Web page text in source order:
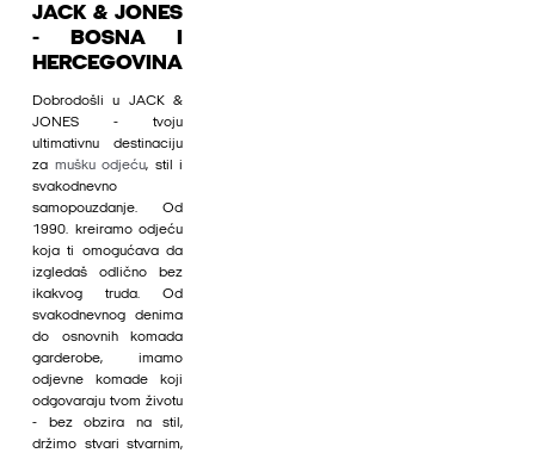
JACK & JONES
- BOSNA I
HERCEGOVINA
Dobrodošli u JACK &
JONES - tvoju
ultimativnu destinaciju
za mušku odjeću, stil i
svakodnevno
samopouzdanje. Od
1990. kreiramo odjeću
koja ti omogućava da
izgledaš odlično bez
ikakvog truda. Od
svakodnevnog denima
do osnovnih komada
garderobe, imamo
odjevne komade koji
odgovaraju tvom životu
- bez obzira na stil,
držimo stvari stvarnim,